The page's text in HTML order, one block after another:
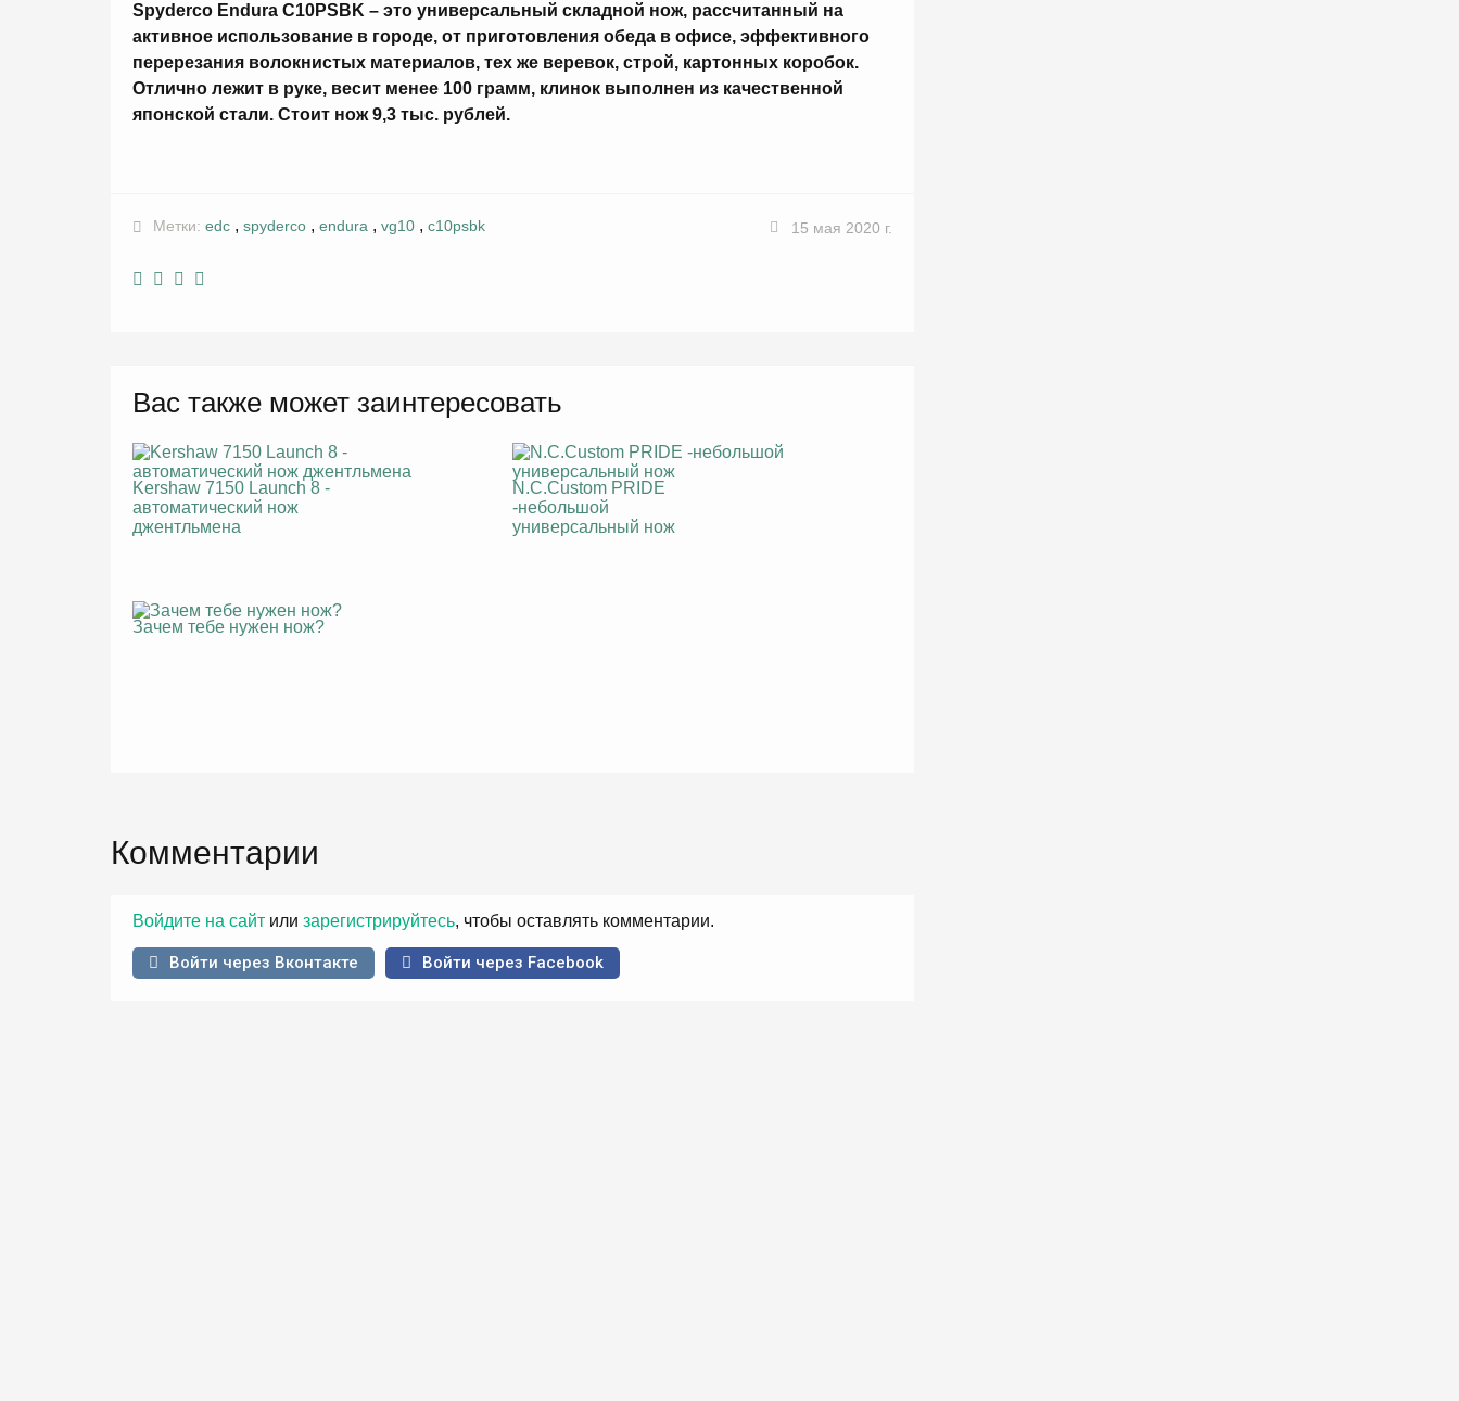
Spyderco Endura C10PSBK – это универсальный складной нож, рассчитанный на
активное использование в городе, от приготовления обеда в офисе, эффективного
перерезания волокнистых материалов, тех же веревок, строй, картонных коробок.
Отлично лежит в руке, весит менее 100 грамм, клинок выполнен из качественной
японской стали. Стоит нож 9,3 тыс. рублей.
Метки: edc , spyderco , endura , vg10 , c10psbk 15 мая 2020 г.
Вас также может заинтересовать
Kershaw 7150 Launch 8 -
автоматический нож
джентльмена
N.C.Custom PRIDE
-небольшой
универсальный нож
Зачем тебе нужен нож?
Комментарии
Войдите на сайт или зарегистрируйтесь, чтобы оставлять комментарии.
Войти через Вконтакте Войти через Facebook